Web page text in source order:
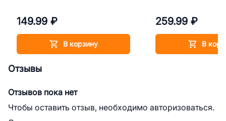
149.99 ₽
В корзину
259.99 ₽
В
Отзывы
Отзывов пока нет
Чтобы оставить отзыв, необходимо авторизоваться.